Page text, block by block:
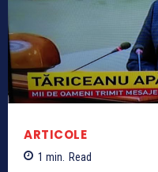
ARTICOLE
1 min. Read